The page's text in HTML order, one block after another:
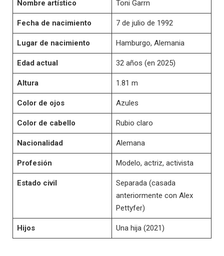
Nombre artístico Toni Garrn
Fecha de nacimiento 7 de julio de 1992
Lugar de nacimiento Hamburgo, Alemania
Edad actual 32 años (en 2025)
Altura 1.81 m
Color de ojos Azules
Color de cabello Rubio claro
Nacionalidad Alemana
Profesión Modelo, actriz, activista
Estado civil
Separada (casada
anteriormente con Alex
Pettyfer)
Hijos Una hija (2021)